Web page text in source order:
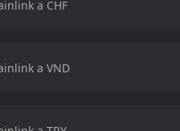
a CHF
a VND